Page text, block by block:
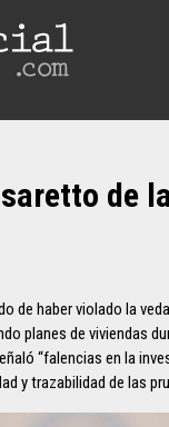
de
de haber violado la
planes de viviendas
“falencias en la
y trazabilidad de las